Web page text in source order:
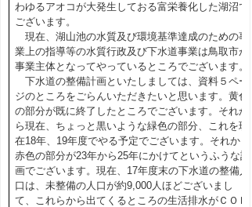
わゆるアオコが大発生しておる富栄養化した湖沼で
ございます。
現在、湖山池の水質及び環境基準達成のための事
業上の指導等の水質行政及び下水道事業は鳥取市が
事業主体となってやっているところでございます。
下水道の整備計画といたしましては、資料５ペー
ジのところをごらんいただきたいと思います。黄色
の部分が既に終了したところでございます。それか
ら現在、ちょっと黒いような緑色の部分、これを現
在18年、19年度でやる予定でございます。それから
赤色の部分が23年から25年にかけてというふうな計
画でございます。現在、17年度末の下水道の整備人
口は、未整備の人口が約9,000人ほどございまし
て、これらから出てくるところの生活排水がＣＯＤ